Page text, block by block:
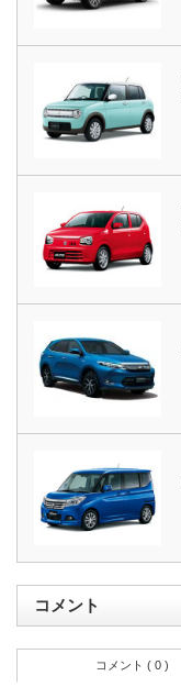
コメント
コメント ( 0 )